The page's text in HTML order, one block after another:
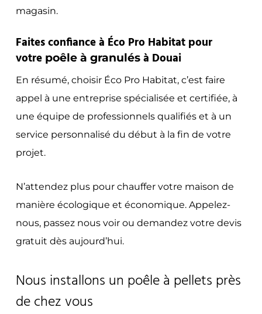
magasin.
Faites confiance à Éco Pro Habitat pour
votre poêle à granulésà Douai
En résumé, choisir Éco Pro Habitat, c’est faire
appel à une entreprise spécialisée et certifiée, à
une équipe de professionnels qualifiés et à un
service personnalisé du début à la fin de votre
projet.
N’attendez plus pour chauffer votre maison de
manière écologique et économique. Appelez-
nous, passez nous voir ou demandez votre devis
gratuit dès aujourd’hui.
Nous installons un poêle à pellets près
de chez vous